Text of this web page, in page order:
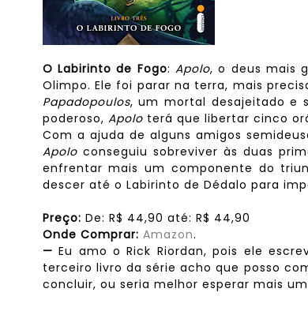
O Labirinto de Fogo: Apolo, o deus mais
Olimpo. Ele foi parar na terra, mais
Papadopoulos, um mortal desajeitado e
poderoso, Apolo terá que libertar cinco
Com a ajuda de alguns amigos
Apolo conseguiu sobreviver às duas
enfrentar mais um componente do
descer até o Labirinto de Dédalo para
Preço: De: R$ 44,90 até: R$ 44,90
Onde Comprar: Amazon.
— Eu amo o Rick Riordan, pois ele
terceiro livro da série acho que posso
concluir, ou seria melhor esperar mais